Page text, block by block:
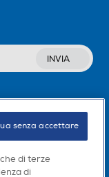
INVIA
di terze
di
senza accettare